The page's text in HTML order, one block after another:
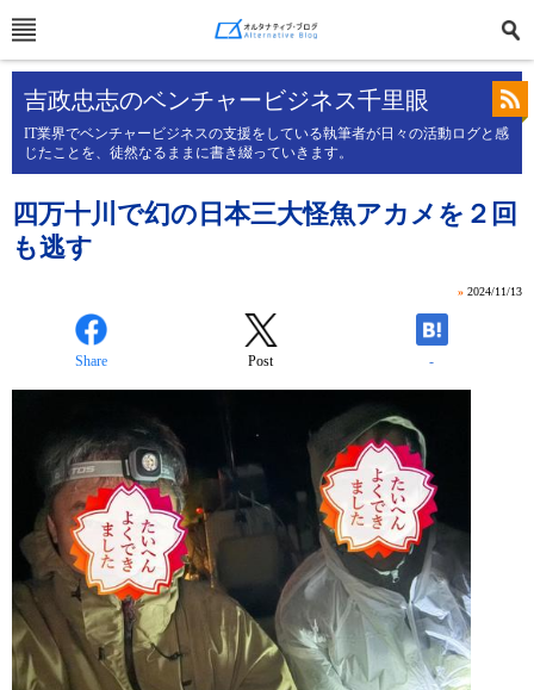
吉政忠志のベンチャービジネス千里眼
IT業界でベンチャービジネスの支援をしている執筆者が日々の活動ログと感
じたことを、徒然なるままに書き綴っていきます。
四万十川で幻の日本三大怪魚アカメを２回
も逃す
» 2024/11/13
Share Post -